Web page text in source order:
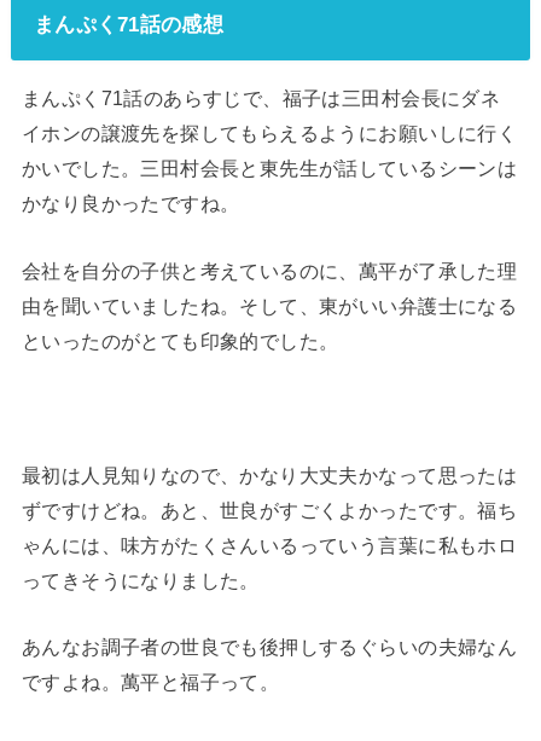
まんぷく71話の感想
まんぷく71話のあらすじで、福子は三田村会長にダネ
イホンの譲渡先を探してもらえるようにお願いしに行く
かいでした。三田村会長と東先生が話しているシーンは
かなり良かったですね。
会社を自分の子供と考えているのに、萬平が了承した理
由を聞いていましたね。そして、東がいい弁護士になる
といったのがとても印象的でした。
最初は人見知りなので、かなり大丈夫かなって思ったは
ずですけどね。あと、世良がすごくよかったです。福ち
ゃんには、味方がたくさんいるっていう言葉に私もホロ
ってきそうになりました。
あんなお調子者の世良でも後押しするぐらいの夫婦なん
ですよね。萬平と福子って。